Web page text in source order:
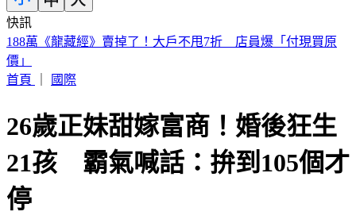
快訊
美股開盤／聯準會升息疑慮意外減緩！標普、那指「雙開高」
首頁
26歲正妹甜嫁富商！婚後狂生
21孩 霸氣喊話：拚到105個才
停